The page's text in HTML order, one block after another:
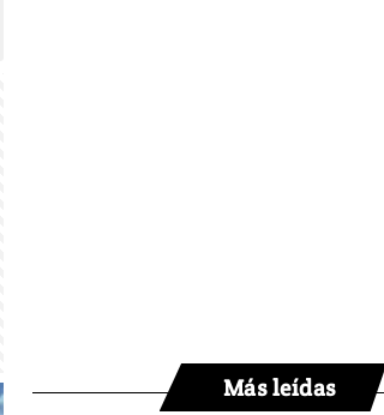
Más leídas